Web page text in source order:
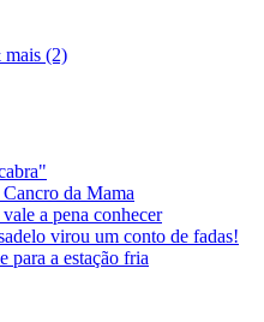
(2)
da Mama
a pena conhecer
virou um conto de fadas!
para a estação fria